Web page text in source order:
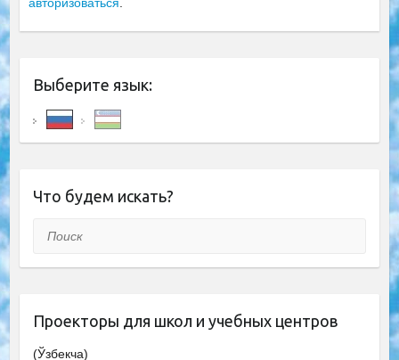
авторизоваться.
Выберите язык:
Что будем искать?
Поиск
Проекторы для школ и учебных центров
(Ўзбекча)